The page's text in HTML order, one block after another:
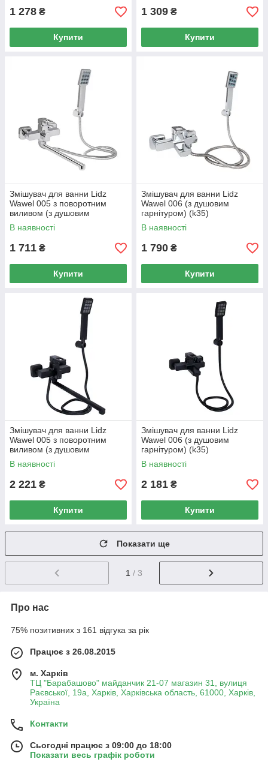
1 278 ₴
Купити
1 309 ₴
Купити
Змішувач для ванни Lidz
Wawel 005 з поворотним
виливом (з душовим
гарнітуром) (k35)
LDWAW005CRM45389
В наявності
1 711 ₴
Купити
Змішувач для ванни Lidz
Wawel 006 (з душовим
гарнітуром) (k35)
LDWAW006CRM45388
Chrome
В наявності
1 790 ₴
Купити
Змішувач для ванни Lidz
Wawel 005 з поворотним
виливом (з душовим
гарнітуром) (k35)
LDWAW005BLA45394 Black
В наявності
2 221 ₴
Купити
Змішувач для ванни Lidz
Wawel 006 (з душовим
гарнітуром) (k35)
LDWAW006BLA45393 Black
В наявності
2 181 ₴
Купити
Показати ще
1 / 3
Про нас
75% позитивних з 161 відгука за рік
Працює з 26.08.2015
м. Харків
ТЦ "Барабашово" майданчик 21-07 магазин 31, вулиця
Раєвської, 19а, Харків, Харківська область, 61000, Харків,
Україна
Контакти
Сьогодні працює з 09:00 до 18:00
Показати весь графік роботи